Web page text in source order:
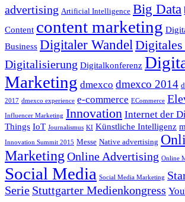
advertising Artificial Intelligence Big Data
Content content marketing
Business Digitaler Wandel Digitales
Digitalisierung Digitalkonferenz
Marketing dmexco dmexco 2014
2017 dmexco experience e-commerce ECommerce
Influencer Marketing Innovation Internet der
Things IoT Journalismus KI Künstliche Intelligenz
Innovation Summit 2015 Messe Native advertising
Marketing Online Advertising Online
Social Media Social Media Marketing
Serie Stuttgarter Medienkongress